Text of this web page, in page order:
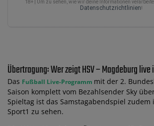
18+ | Um zu sehen, wie wir deine Informationen
Datenschutzrichtlinien!
Übertragung: Wer zeigt HSV – Magdeburg live
Das Fußball Live-Programm mit der 2.
Saison komplett vom Bezahlsender Sky
Spieltag ist das Samstagabendspiel zudem
Sport1 zu sehen.